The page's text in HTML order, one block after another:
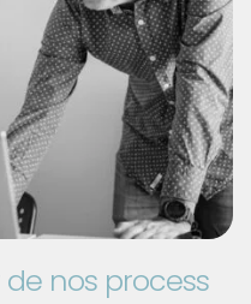
nos process